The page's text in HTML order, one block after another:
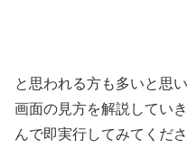
と思われる方も多いと思
画面の見方を解説してい
んで即実行してみてくださ